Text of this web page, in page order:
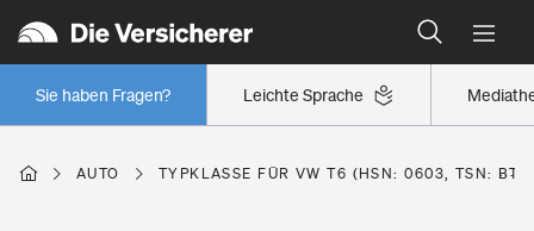
Leichte Sprache
Sie haben Fragen?
Wer versichert was: Jetzt Versicherer finden
Regionalklassen: So ist Ihre Region eingestuft
Wer versichert was: Jetzt Versicherer finden
AUTO TYPKLASSE FÜR VW T6 (HSN: 0603, TSN: